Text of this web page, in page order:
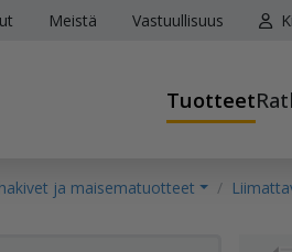
Meistä Vastuullisuus
Tuotteet
ja maisematuotteet